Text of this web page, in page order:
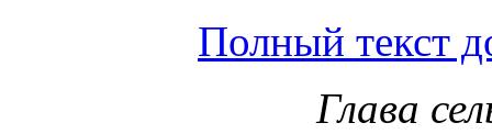
Полный текст
Глава